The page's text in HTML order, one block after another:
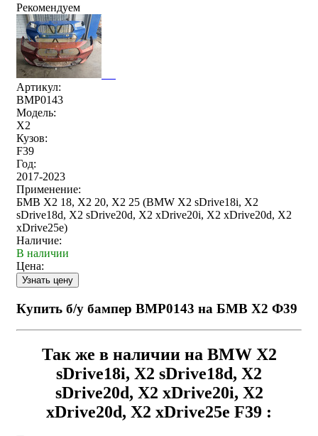
Рекомендуем
Артикул:
BMP0143
Модель:
X2
Кузов:
F39
Год:
2017-2023
Применение:
БМВ Х2 18, Х2 20, Х2 25 (BMW X2 sDrive18i, X2
sDrive18d, X2 sDrive20d, X2 xDrive20i, X2 xDrive20d, X2
xDrive25e)
Наличие:
В наличии
Цена:
Купить б/у бампер BMP0143 на БМВ Х2 Ф39
Так же в наличии на BMW X2
sDrive18i, X2 sDrive18d, X2
sDrive20d, X2 xDrive20i, X2
xDrive20d, X2 xDrive25e F39 :